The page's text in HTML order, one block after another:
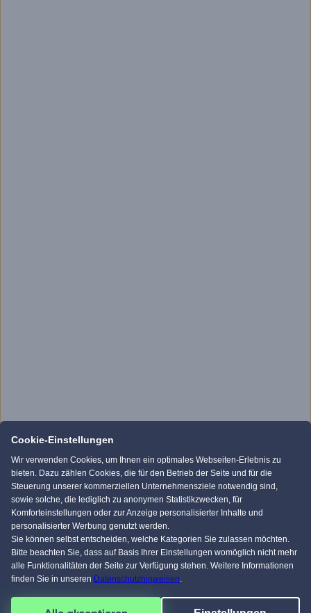
Cookie-Einstellungen
Wir verwenden Cookies, um Ihnen ein optimales Webseiten-Erlebnis zu
bieten. Dazu zählen Cookies, die für den Betrieb der Seite und für die
Steuerung unserer kommerziellen Unternehmensziele notwendig sind,
sowie solche, die lediglich zu anonymen Statistikzwecken, für
Komforteinstellungen oder zur Anzeige personalisierter Inhalte und
personalisierter Werbung genutzt werden.
Sie können selbst entscheiden, welche Kategorien Sie zulassen möchten.
Bitte beachten Sie, dass auf Basis Ihrer Einstellungen womöglich nicht mehr
alle Funktionalitäten der Seite zur Verfügung stehen. Weitere Informationen
finden Sie in unseren Datenschutzhinweisen.